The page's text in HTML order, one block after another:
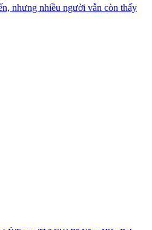
nhưng nhiều người vẫn còn thấy